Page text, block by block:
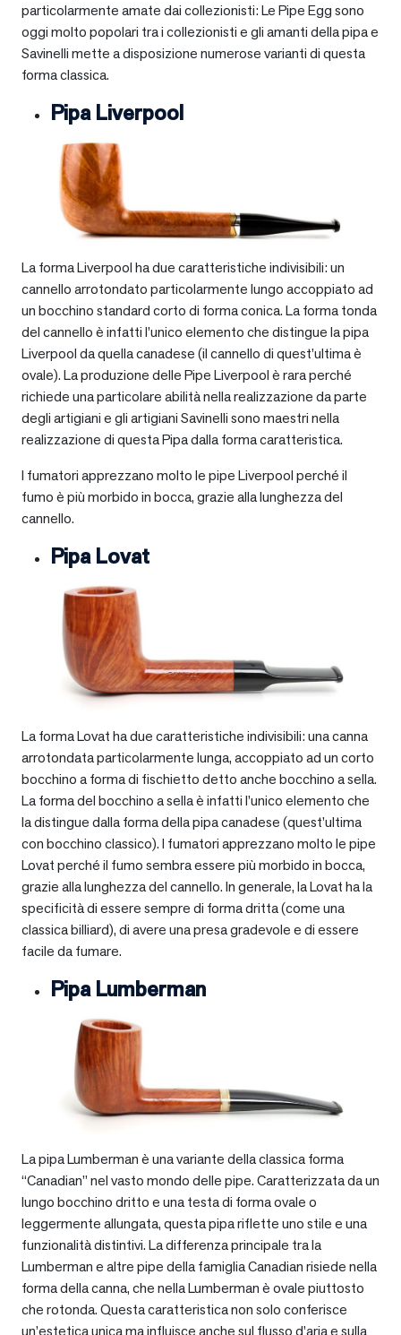
particolarmente amate dai collezionisti: Le Pipe Egg sono
oggi molto popolari tra i collezionisti e gli amanti della pipa e
Savinelli mette a disposizione numerose varianti di questa
forma classica.
Pipa Liverpool
La forma Liverpool ha due caratteristiche indivisibili: un
cannello arrotondato particolarmente lungo accoppiato ad
un bocchino standard corto di forma conica. La forma tonda
del cannello è infatti l’unico elemento che distingue la pipa
Liverpool da quella canadese (il cannello di quest’ultima è
ovale). La produzione delle Pipe Liverpool è rara perché
richiede una particolare abilità nella realizzazione da parte
degli artigiani e gli artigiani Savinelli sono maestri nella
realizzazione di questa Pipa dalla forma caratteristica.
I fumatori apprezzano molto le pipe Liverpool perché il
fumo è più morbido in bocca, grazie alla lunghezza del
cannello.
Pipa Lovat
La forma Lovat ha due caratteristiche indivisibili: una canna
arrotondata particolarmente lunga, accoppiato ad un corto
bocchino a forma di fischietto detto anche bocchino a sella.
La forma del bocchino a sella è infatti l’unico elemento che
la distingue dalla forma della pipa canadese (quest’ultima
con bocchino classico). I fumatori apprezzano molto le pipe
Lovat perché il fumo sembra essere più morbido in bocca,
grazie alla lunghezza del cannello. In generale, la Lovat ha la
specificità di essere sempre di forma dritta (come una
classica billiard), di avere una presa gradevole e di essere
facile da fumare.
Pipa Lumberman
La pipa Lumberman è una variante della classica forma
“Canadian” nel vasto mondo delle pipe. Caratterizzata da un
lungo bocchino dritto e una testa di forma ovale o
leggermente allungata, questa pipa riflette uno stile e una
funzionalità distintivi. La differenza principale tra la
Lumberman e altre pipe della famiglia Canadian risiede nella
forma della canna, che nella Lumberman è ovale piuttosto
che rotonda. Questa caratteristica non solo conferisce
un’estetica unica ma influisce anche sul flusso d’aria e sulla